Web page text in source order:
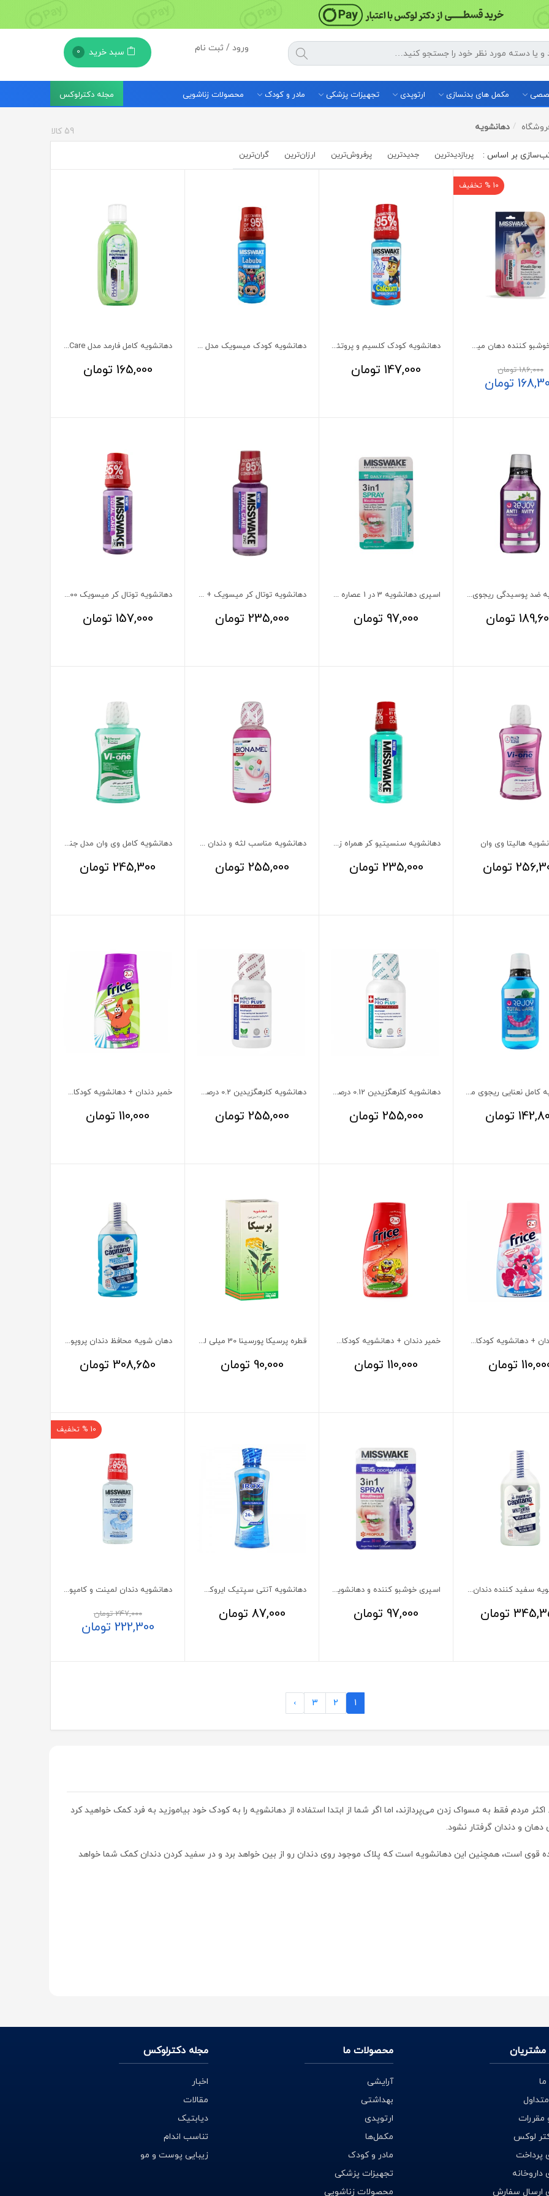
ورود / ثبت نام سبد خرید 0
مکمل های بدنسازی ارتوپدی تجهیزات پزشکی مادر و کودک محصولات زناشویی مجله دکترلوکس
دهانشویه 59 کالا
پربازدیدترین جدیدترین پرفروش‌ترین‌ ارزان‌ترین گران‌ترین
10 % تخفیف
اسپری خوشبو کننده دهان میسویک رایحه هندوانه
186,000تومان
تومان
دهانشویه کودک کلسیم و پروتئین شیر میسویک 200 میلی لیتر
147,000 تومان
دهانشویه کودک میسویک مدل لبوبو دهانشویه کامل فارمد مدل Total Care مناسب دندان حساس 400 میلی لیتر
165,000 تومان
دهانشویه ضد پوسیدگی ریجوی مدل Anti Cavity حجم 375 میل
تومان
اسپری دهانشویه 3 در 1 عصاره پروپولیس میسویک 30 میلی لیتر
97,000 تومان
دهانشویه توتال کر میسویک + زینک 400 میلی لیتر
235,000 تومان
دهانشویه توتال کر میسویک 200 میلی لیتر
157,000 تومان
هالیتا وی وان
تومان
دهانشویه سنسیتیو کر همراه زینک میسویک
235,000 تومان
دهانشویه مناسب لثه و دندان حساس بایونمل 500 میلی لیتر
255,000 تومان
دهانشویه کامل وی وان مدل جنرال 6 در 1
245,300تومان
دهانشویه کامل نعنایی ریجوی مدل توتال کر
تومان
دهانشویه کلرهگزیدین 0.12 درصد بایونمل
255,000 تومان
دهانشویه کلرهگزیدین 0.2 درصد بایونمل
255,000 تومان
خمیر دندان + دهانشویه کودکان بالای 2 سال فریس طعم بستنی
110,000 تومان
خمیر دندان + دهانشویه کودکان بالای 2 سال فریس طعم آدامس بادکنکی
تومان
خمیر دندان + دهانشویه کودکان بالای 2 سال فریس طعم هندوانه
110,000 تومان
قطره پرسیکا پورسینا 30 میلی لیتر
90,000 تومان
دهان شویه محافظ دندان پروپولیس کاپیتانو
308,650تومان
دهان شویه سفید کننده دندان حساس کاپیتانو
تومان
اسپری خوشبو کننده و دهانشویه 3 در 1 پروپلیس و اکالیپتوس میسویک 30 میلی لیتر
97,000 تومان
دهانشویه آنتی سپتیک ایروکس 250 میلی لیتر
87,000 تومان
10 % تخفیف
دهانشویه دندان لمینت و کامپوزیت میسویک حاوی زایلیتول
247,000تومان
222,300 تومان
1
2
3
›
مردم فقط به مسواک زدن می‌پردازند، اما اگر شما از ابتدا استفاده از دهانشویه را به کودک خود بیاموزید به فرد کمک خواهید کرد
و دندان گرفتار نشود.
است، همچنین این دهانشویه است که پلاک موجود روی دندان رو از بین خواهد برد و در سفید کردن دندان کمک شما خواهد
مقررات
لوکس
پرداخت
داروخانه
ارسال سفارش
محصولات ما
آرایشی
بهداشتی
ارتوپدی
مکمل‌ها
مادر و کودک
تجهیزات پزشکی
محصولات زناشویی
مجله دکترلوکس
اخبار
مقالات
دیابتیک
تناسب اندام
زیبایی پوست و مو